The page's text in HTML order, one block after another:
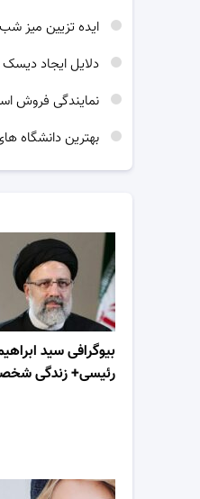
ایده تزیین میز
دلایل ایجاد
نمایندگی فروش
بهترین دانشگاه
بیوگرافی سید
رئیسی+ زندگی